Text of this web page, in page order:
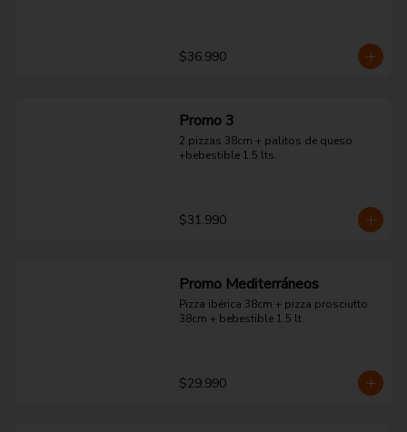
$36.990
Promo 3
2 pizzas 38cm + palitos de queso
+bebestible 1.5 lts.
$31.990
Promo Mediterráneos
Pizza ibérica 38cm + pizza prosciutto
38cm + bebestible 1.5 lt.
$29.990